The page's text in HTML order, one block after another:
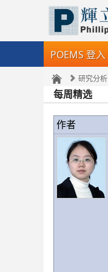
POEMS 登入
研究分析
每周精选
作者